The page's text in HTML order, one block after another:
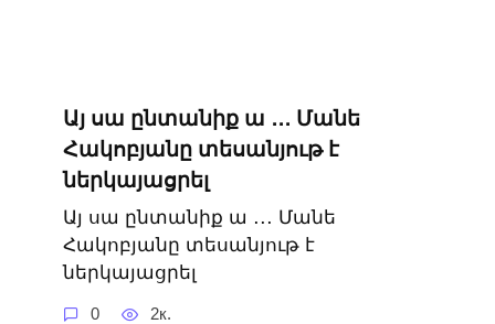
Այ սա ընտանիք ա ․․․ Մանե
Հակոբյանը տեսանյութ է
ներկայացրել
Այ սա ընտանիք ա ․․․ Մանե
Հակոբյանը տեսանյութ է
ներկայացրել
0 2к.